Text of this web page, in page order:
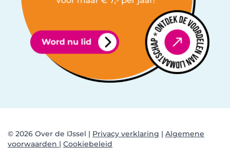
© 2026 Over de IJssel | Privacy verklaring | Algemene
voorwaarden | Cookiebeleid